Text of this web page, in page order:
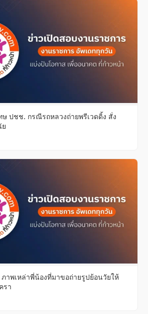
ษ ปชช. กรณีรถหลวงถ่ายพรีเวดดิ้ง สั่ง
ย
าพเหล่าพี่น้องที่มาขอถ่ายรูปย้อนวัยให้
รา